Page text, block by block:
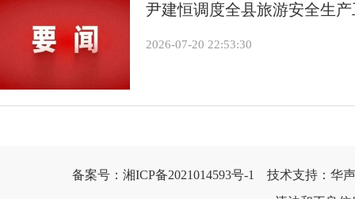
尹建恒调度全县旅游安全生
2026-07-20 22:53:30
备案号： 湘ICP备2021014593号-1
技术支持：